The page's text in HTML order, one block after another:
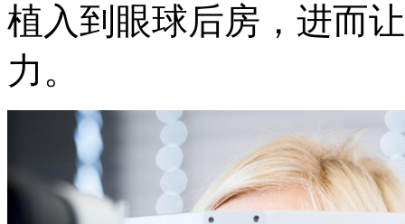
植入到眼球后房，进而
力。